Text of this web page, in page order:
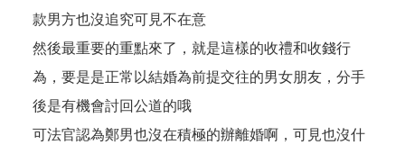
款男方也沒追究可見不在意
然後最重要的重點來了，就是這樣的收禮和收錢行
為，要是是正常以結婚為前提交往的男女朋友，分手
後是有機會討回公道的哦
可法官認為鄭男也沒在積極的辦離婚啊，可見也沒什